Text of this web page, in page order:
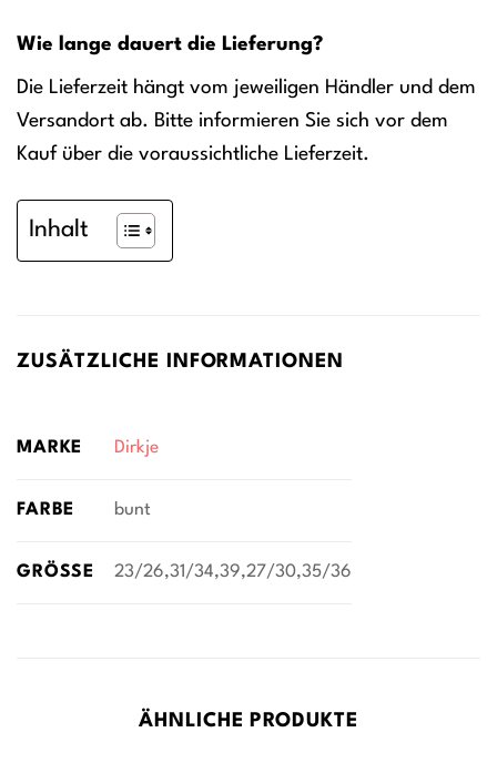
Wie lange dauert die Lieferung?
Die Lieferzeit hängt vom jeweiligen Händler und dem
Versandort ab. Bitte informieren Sie sich vor dem
Kauf über die voraussichtliche Lieferzeit.
Inhalt
ZUSÄTZLICHE INFORMATIONEN
MARKE Dirkje
FARBE bunt
GRÖSSE 23/26,31/34,39,27/30,35/36
ÄHNLICHE PRODUKTE